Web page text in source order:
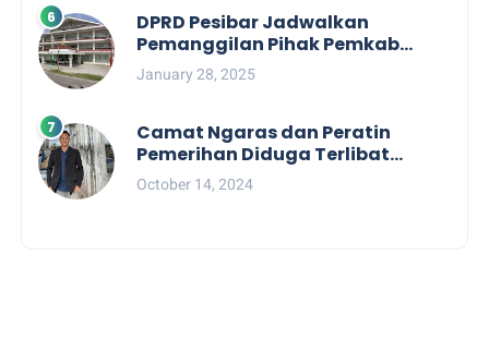
DPRD Pesibar Jadwalkan
Pemanggilan Pihak Pemkab
Terkait Nasib dan Status TKD di
Tahun 2025
January 28, 2025
Camat Ngaras dan Peratin
Pemerihan Diduga Terlibat
Politik Praktis, Mahasiswa
Pesibar Desak Bawaslu
October 14, 2024